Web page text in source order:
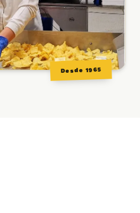
Desde 1965